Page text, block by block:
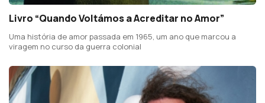
Livro “Quando Voltámos a Acreditar no Amor”
Uma história de amor passada em 1965, um ano que marcou a
viragem no curso da guerra colonial